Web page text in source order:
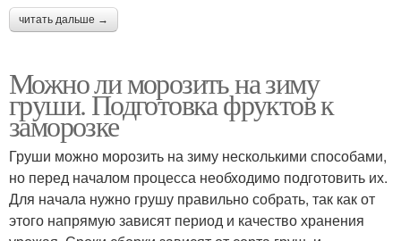
читать дальше →
Можно ли морозить на зиму
груши. Подготовка фруктов к
заморозке
Груши можно морозить на зиму несколькими способами,
но перед началом процесса необходимо подготовить их.
Для начала нужно грушу правильно собрать, так как от
этого напрямую зависят период и качество хранения